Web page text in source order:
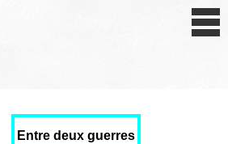
Antiquité
Entre deux guerres